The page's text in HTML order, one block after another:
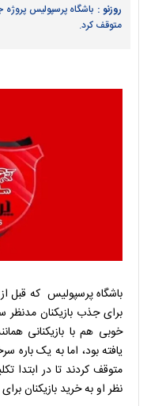
روزنو : باشگاه پرسپولیس
متوقف کرد.
باشگاه پرسپولیس که قبل
برای جذب بازیکنان
خوبی هم با بازیکنانی
یافته بود، اما به یک باره
متوقف کردند تا در ابتدا
نظر او به خرید بازیکنان